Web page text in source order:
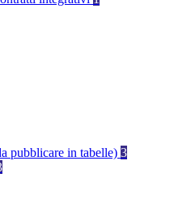
pubblicare in tabelle) 3